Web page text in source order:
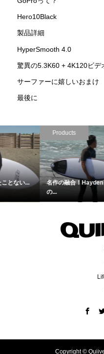
Hero10Black
製品詳細
HyperSmooth 4.0
驚異の5.3K60 + 4K120ビデ
サーファーに嬉しいおまけ
最後に
Products
名作の融合！Hayden shapes待望
Copyright ©